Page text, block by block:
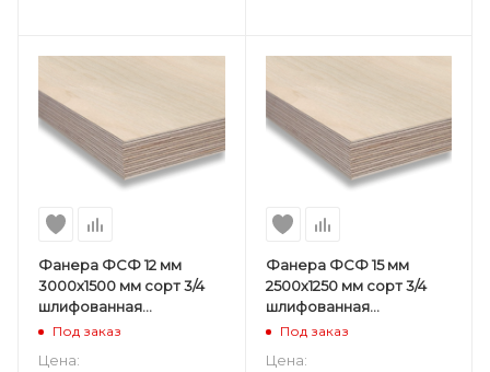
Фанера ФСФ 12 мм
3000х1500 мм сорт 3/4
шлифованная
березовая
Под заказ
Цена:
Фанера ФСФ 15 мм
2500х1250 мм сорт 3/4
шлифованная
березовая
Под заказ
Цена: